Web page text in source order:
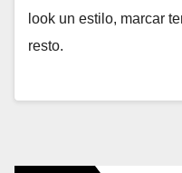
look un estilo, marcar
resto.